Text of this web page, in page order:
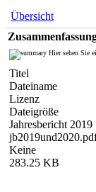
Übersicht
Hier sehen Sie
Titel
Dateiname
Lizenz
Dateigröße
Jahresbericht
Keine
283.25 KB